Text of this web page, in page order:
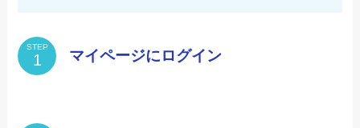
STEP
マイページにログイン